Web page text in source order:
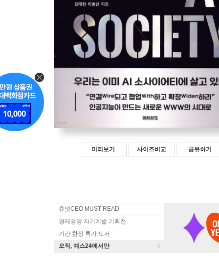
미리보기 사이즈비교 공유하기
휴넷CEO MUST READ
경제경영 자기계발 기획전
기간 한정 특가 도서
오직, 예스24에서만